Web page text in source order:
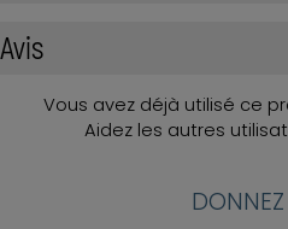
Avis
Vous avez déjà utilisé ce
Aidez les autres